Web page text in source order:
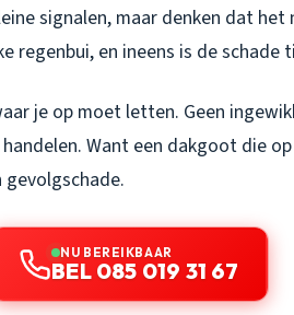
signalen, maar denken dat het
regenbui, en ineens is de schade
je op moet letten. Geen
Want een dakgoot die
gevolgschade.
NU BEREIKBAAR
BEL 085 019 31 67